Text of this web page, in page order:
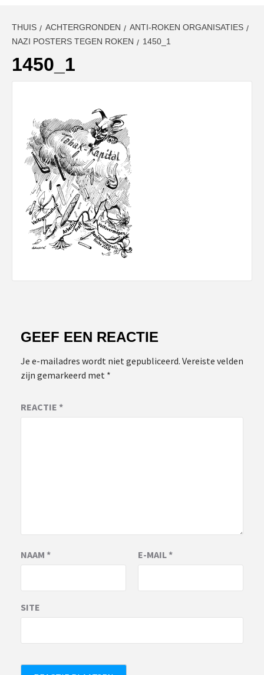
THUIS ACHTERGRONDEN
ANTI-ROKEN ORGANISATIES
NAZI POSTERS TEGEN ROKEN
1450_1
1450_1
GEEF EEN REACTIE
Je e-mailadres wordt niet gepubliceerd. Vereiste velden
zijn gemarkeerd met *
REACTIE *
NAAM * E-MAIL*
SITE